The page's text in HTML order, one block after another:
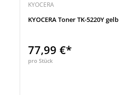
KYOCERA
KYOCERA Toner TK-5220Y gelb
77,99 €*
pro Stück